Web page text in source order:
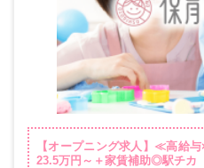
【オープニング求人】≪高給
23.5万円～＋家賃補助◎駅チカ